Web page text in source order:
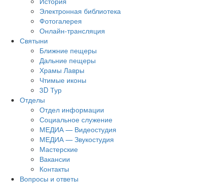
Электронная библиотека
Фотогалерея
Онлайн-трансляция
Святыни
Ближние пещеры
Дальние пещеры
Храмы Лавры
Чтимые иконы
3D Тур
Отделы
Отдел информации
Социальное служение
МЕДИА — Видеостудия
МЕДИА — Звукостудия
Мастерские
Вакансии
Контакты
Вопросы и ответы